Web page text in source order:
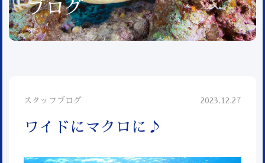
ブログ
スタッフブログ 2023.12.27
ワイドにマクロに♪